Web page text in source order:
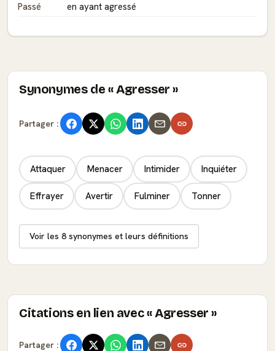
Passé
en ayant agressé
Synonymes de « Agresser »
Partager :
Attaquer Menacer Intimider Inquiéter
Effrayer Avertir Fulminer Tonner
Voir les 8 synonymes et leurs définitions
Citations en lien avec « Agresser »
Partager :